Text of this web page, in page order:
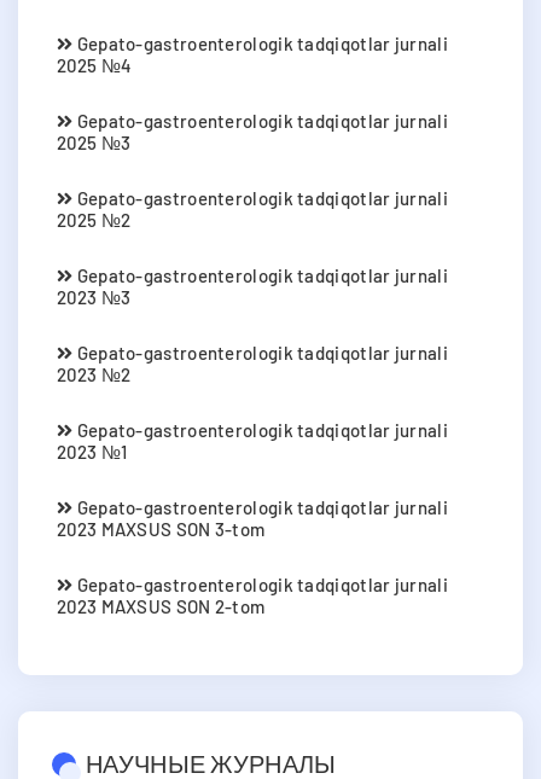
Gepato-gastroenterologik tadqiqotlar jurnali
2025 №4
Gepato-gastroenterologik tadqiqotlar jurnali
2025 №3
Gepato-gastroenterologik tadqiqotlar jurnali
2025 №2
Gepato-gastroenterologik tadqiqotlar jurnali
2023 №3
Gepato-gastroenterologik tadqiqotlar jurnali
2023 №2
Gepato-gastroenterologik tadqiqotlar jurnali
2023 №1
Gepato-gastroenterologik tadqiqotlar jurnali
2023 MAXSUS SON 3-tom
Gepato-gastroenterologik tadqiqotlar jurnali
2023 MAXSUS SON 2-tom
НАУЧНЫЕ ЖУРНАЛЫ